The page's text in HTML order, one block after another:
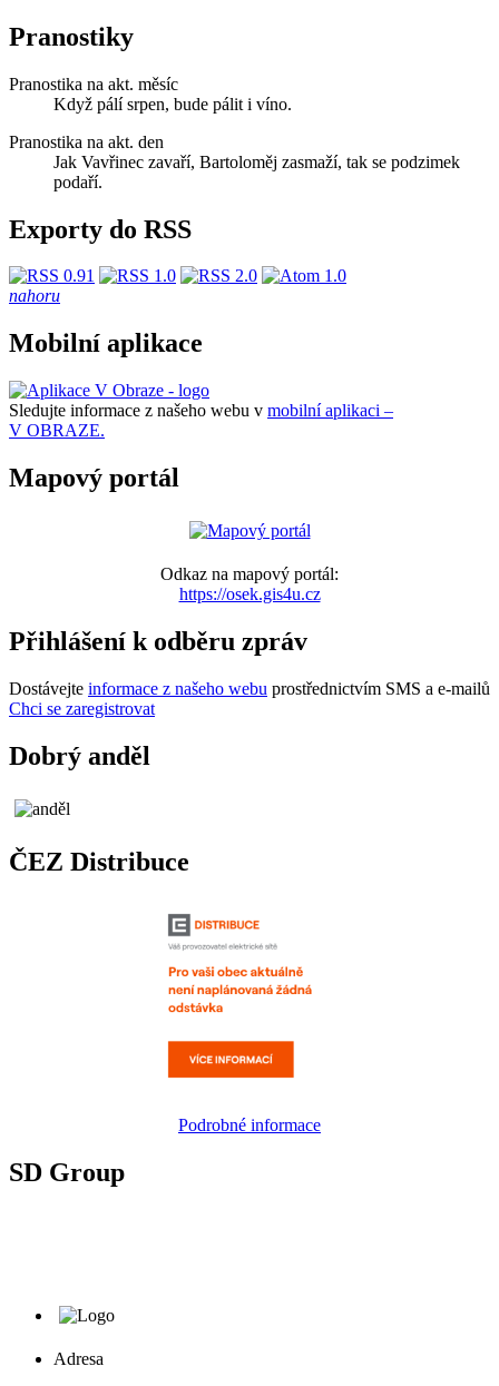
Pranostiky
Pranostika na akt. měsíc
Když pálí srpen, bude pálit i víno.
Pranostika na akt. den
Jak Vavřinec zavaří, Bartoloměj zasmaží, tak se podzimek
podaří.
Exporty do RSS
nahoru
Mobilní aplikace
Sledujte informace z našeho webu v mobilní aplikaci –
V OBRAZE.
Mapový portál
Odkaz na mapový portál:
https://osek.gis4u.cz
Přihlášení k odběru zpráv
Dostávejte informace z našeho webu prostřednictvím SMS a e-mailů
Chci se zaregistrovat
Dobrý anděl
ČEZ Distribuce
Podrobné informace
SD Group
Adresa